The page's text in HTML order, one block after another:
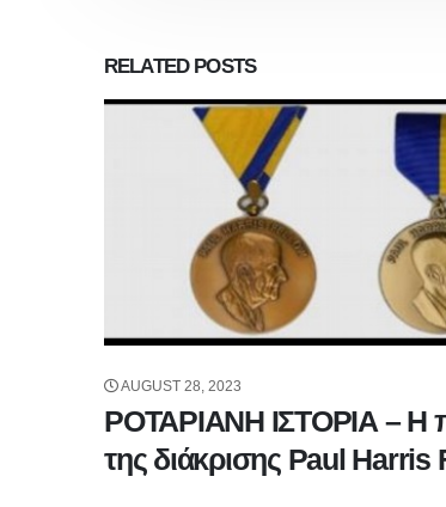
RELATED POSTS
AUGUST 28, 2023
ΡΟΤΑΡΙΑΝΗ ΙΣΤΟΡΙΑ – Η
της διάκρισης Paul Harris